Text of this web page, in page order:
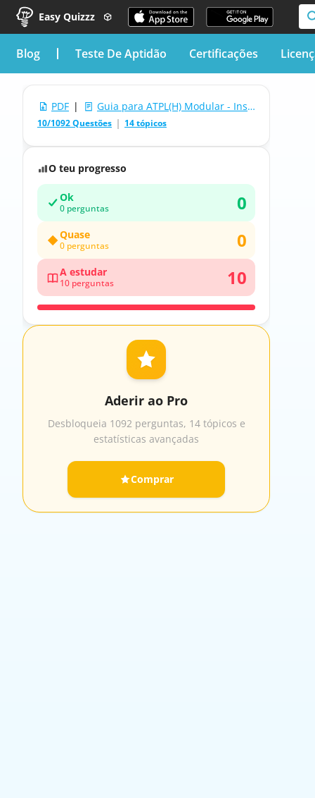
Easy Quizzz
blog Teste De Aptidão Certificações
PDF | Guia para ATPL(H) Modular - Instrumentos de Voo
10/1092 Questões 14 tópicos
O teu progresso
Ok
0 perguntas 0
Quase
0 perguntas 0
A estudar
10 perguntas 10
Aderir ao Pro
Desbloqueia 1092 perguntas, 14 tópicos e
estatísticas avançadas
Comprar